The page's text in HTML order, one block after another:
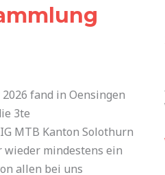
fand in Oensingen
3te
MTB Kanton Solothurn
wieder mindestens ein
allen bei uns